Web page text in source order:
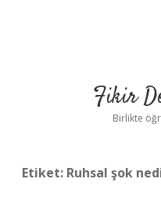
Fikir
Birlikte
Etiket: Ruhsal şok